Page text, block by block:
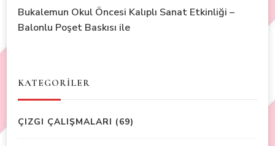
Bukalemun Okul Öncesi Kalıplı Sanat Etkinliği –
Balonlu Poşet Baskısı ile
KATEGORİLER
ÇIZGI ÇALIŞMALARI (69)